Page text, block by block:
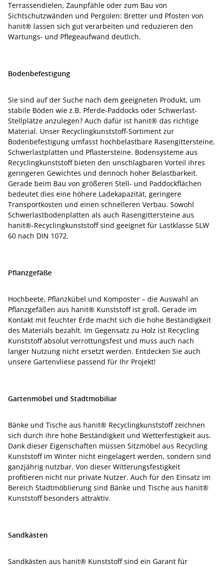
Terrassendielen, Zaunpfähle oder zum Bau von
Sichtschutzwänden und Pergolen: Bretter und Pfosten von
hanit® lassen sich gut verarbeiten und reduzieren den
Wartungs- und Pflegeaufwand deutlich.
Bodenbefestigung
Sie sind auf der Suche nach dem geeigneten Produkt, um
stabile Böden wie z.B. Pferde-Paddocks oder Schwerlast-
Stellplätze anzulegen? Auch dafür ist hanit® das richtige
Material. Unser Recyclingkunststoff-Sortiment zur
Bodenbefestigung umfasst hochbelastbare Rasengittersteine,
Schwerlastplatten und Pflastersteine. Bodensysteme aus
Recyclingkunststoff bieten den unschlagbaren Vorteil ihres
geringeren Gewichtes und dennoch hoher Belastbarkeit.
Gerade beim Bau von größeren Stell- und Paddockflächen
bedeutet dies eine höhere Ladekapazität, geringere
Transportkosten und einen schnelleren Verbau. Sowohl
Schwerlastbodenplatten als auch Rasengittersteine aus
hanit®-Recyclingkunststoff sind geeignet für Lastklasse SLW
60 nach DIN 1072.
Pflanzgefäße
Hochbeete, Pflanzkübel und Komposter – die Auswahl an
Pflanzgefäßen aus hanit® Kunststoff ist groß. Gerade im
Kontakt mit feuchter Erde macht sich die hohe Beständigkeit
des Materials bezahlt. Im Gegensatz zu Holz ist Recycling
Kunststoff absolut verrottungsfest und muss auch nach
langer Nutzung nicht ersetzt werden. Entdecken Sie auch
unsere Gartenvliese passend für Ihr Projekt!
Gartenmöbel und Stadtmobiliar
Bänke und Tische aus hanit® Recyclingkunststoff zeichnen
sich durch ihre hohe Beständigkeit und Wetterfestigkeit aus.
Dank dieser Eigenschaften müssen Sitzmöbel aus Recycling
Kunststoff im Winter nicht eingelagert werden, sondern sind
ganzjährig nutzbar. Von dieser Witterungsfestigkeit
profitieren nicht nur private Nutzer. Auch für den Einsatz im
Bereich Stadtmöblierung sind Bänke und Tische aus hanit®
Kunststoff besonders attraktiv.
Sandkästen
Sandkästen aus hanit® Kunststoff sind ein Garant für